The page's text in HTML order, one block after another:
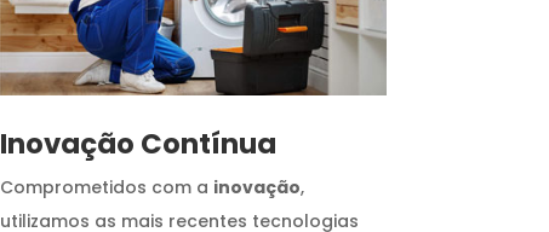
Inovação Contínua
Comprometidos com a inovação,
utilizamos as mais recentes tecnologias